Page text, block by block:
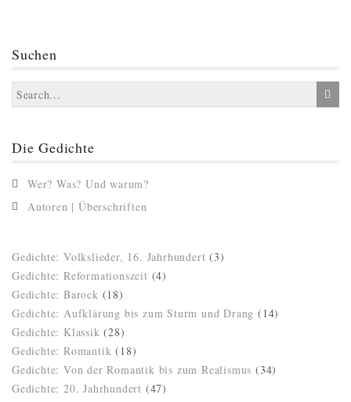
Suchen
Die Gedichte
Wer? Was? Und warum?
Autoren | Überschriften
Gedichte: Volkslieder, 16. Jahrhundert (3)
Gedichte: Reformationszeit (4)
Gedichte: Barock (18)
Gedichte: Aufklärung bis zum Sturm und Drang (14)
Gedichte: Klassik (28)
Gedichte: Romantik (18)
Gedichte: Von der Romantik bis zum Realismus (34)
Gedichte: 20. Jahrhundert (47)